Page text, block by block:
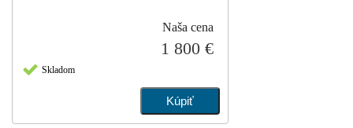
Naša cena
1 800 €
Skladom